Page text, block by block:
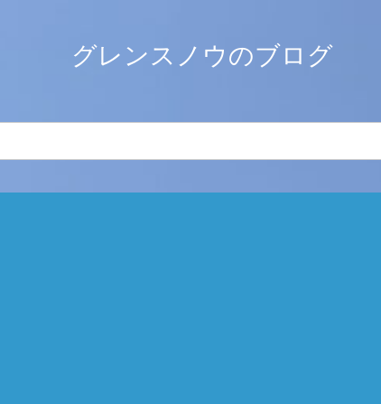
グレンスノウのブログ